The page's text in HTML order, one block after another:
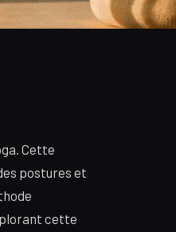
Cette
postures et
cette